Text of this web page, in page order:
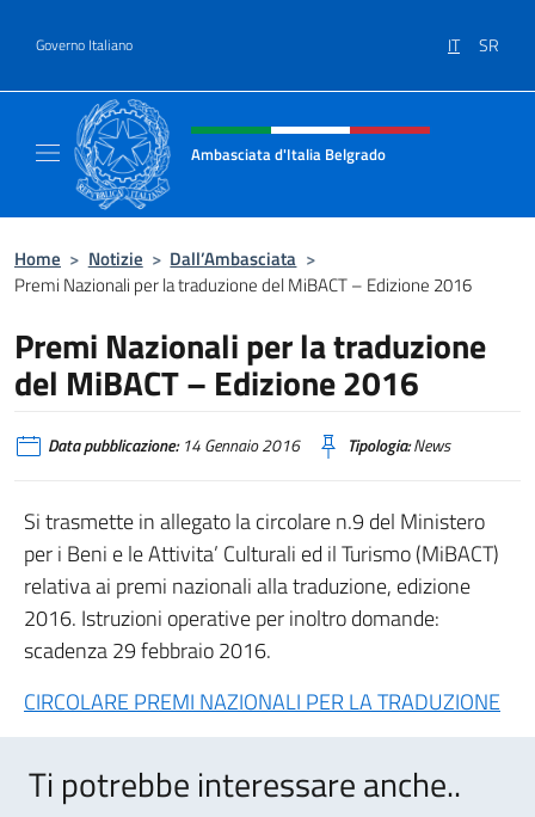
Governo Italiano IT SR
Intestazione sito, social e menù
Ambasciata d'Italia Belgrado
Home > Notizie > Dall’Ambasciata >
Premi Nazionali per la traduzione del MiBACT – Edizione 2016
Premi Nazionali per la traduzione
del MiBACT – Edizione 2016
Data pubblicazione:14 Gennaio 2016 Tipologia:News
Si trasmette in allegato la circolare n.9 del Ministero
per i Beni e le Attivita’ Culturali ed il Turismo (MiBACT)
relativa ai premi nazionali alla traduzione, edizione
2016. Istruzioni operative per inoltro domande:
scadenza 29 febbraio 2016.
CIRCOLARE PREMI NAZIONALI PER LA TRADUZIONE
Ti potrebbe interessare anche..